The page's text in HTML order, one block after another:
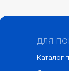
ДЛЯ
Каталог